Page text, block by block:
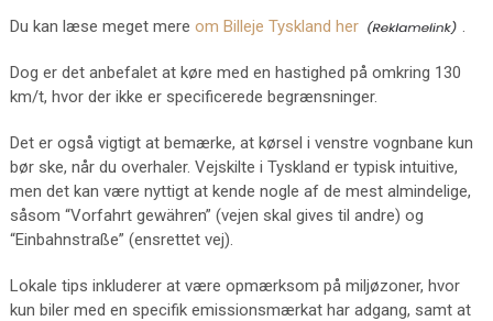
Du kan læse meget mere om Billeje Tyskland her .
Dog er det anbefalet at køre med en hastighed på omkring 130
km/t, hvor der ikke er specificerede begrænsninger.
Det er også vigtigt at bemærke, at kørsel i venstre vognbane kun
bør ske, når du overhaler. Vejskilte i Tyskland er typisk intuitive,
men det kan være nyttigt at kende nogle af de mest almindelige,
såsom “Vorfahrt gewähren” (vejen skal gives til andre) og
“Einbahnstraße” (ensrettet vej).
Lokale tips inkluderer at være opmærksom på miljøzoner, hvor
kun biler med en specifik emissionsmærkat har adgang, samt at